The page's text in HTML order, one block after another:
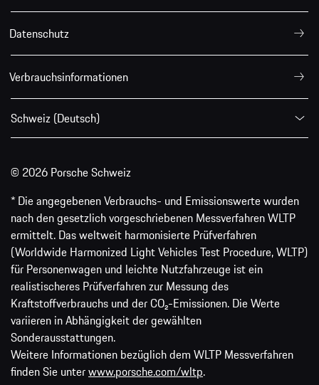
Datenschutz
Verbrauchsinformationen
Schweiz (Deutsch)
© 2026 Porsche Schweiz
* Die angegebenen Verbrauchs- und Emissionswerte wurden
nach den gesetzlich vorgeschriebenen Messverfahren WLTP
ermittelt. Das weltweit harmonisierte Prüfverfahren
(Worldwide Harmonized Light Vehicles Test Procedure, WLTP)
für Personenwagen und leichte Nutzfahrzeuge ist ein
realistischeres Prüfverfahren zur Messung des
Kraftstoffverbrauchs und der CO₂-Emissionen. Die Werte
variieren in Abhängigkeit der gewählten
Sonderausstattungen.
Weitere Informationen bezüglich dem WLTP Messverfahren
finden Sie unterwww.porsche.com/wltp.